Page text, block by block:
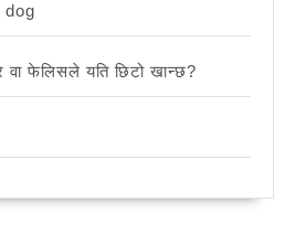
dog
वा फेलिसले यति छिटो खान्छ?